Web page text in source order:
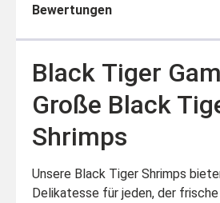
Bewertungen
Black Tiger
Große Black
Shrimps
Unsere Black Tiger Shrimps
Delikatesse für jeden, der